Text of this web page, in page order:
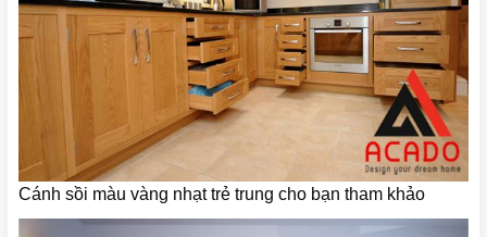
Cánh sồi màu vàng nhạt trẻ trung cho bạn tham khảo